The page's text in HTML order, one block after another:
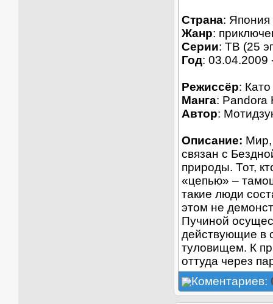
Страна: Япония
Жанр:
Серии: ТВ (25
Год: 03.04.2009
Режиссёр:
Манга: Pandora
Автор:
Описание: Мир,
связан с
природы. Тот,
«цепью» –
такие люди
этом не
Пучиной
действующие в
туловищем. К
оттуда через
Коментариев: